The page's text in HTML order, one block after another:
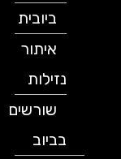
ביובית
איתור
נזילות
שורשים
בביוב